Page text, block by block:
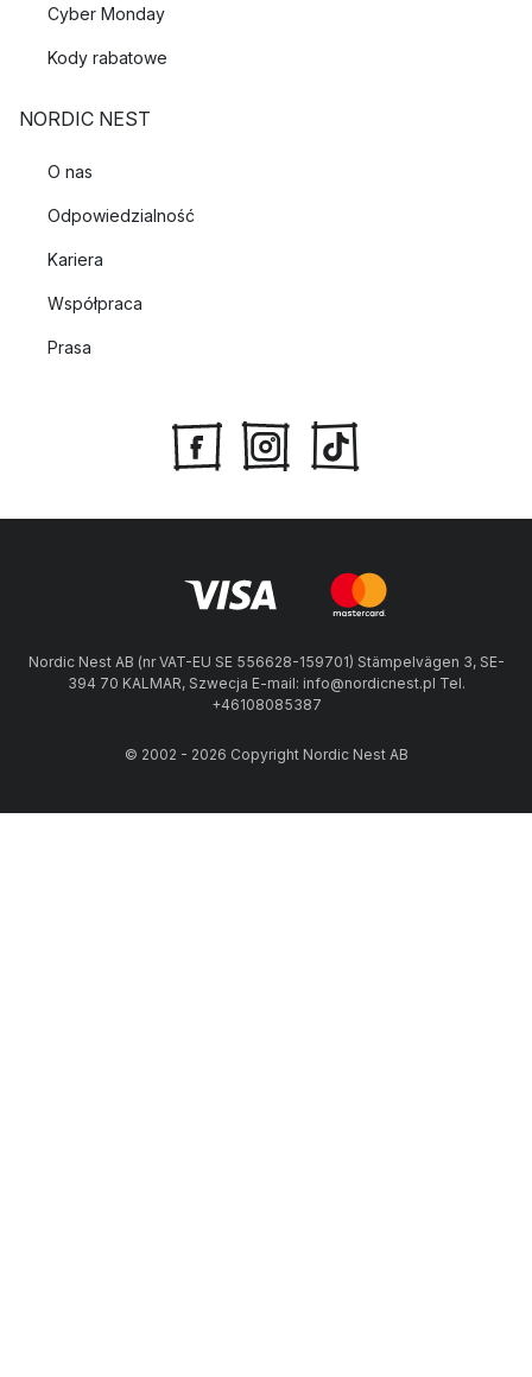
Cyber Monday
Kody rabatowe
NORDIC NEST
O nas
Odpowiedzialność
Kariera
Współpraca
Prasa
Nordic Nest AB (nr VAT-EU SE 556628-159701) Stämpelvägen 3, SE-
394 70 KALMAR, Szwecja E-mail: info@nordicnest.pl Tel.
+46108085387
© 2002 - 2026 Copyright Nordic Nest AB